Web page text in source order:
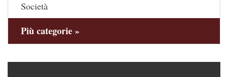
Società
Più categorie »